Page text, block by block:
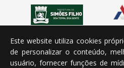
Este website utiliza cookies
de personalizar o conteúdo,
usuário, fornecer funções de